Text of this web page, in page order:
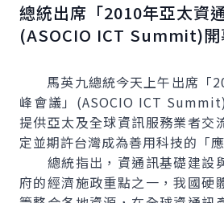
總統出席「2010年亞太資
(ASOCIO ICT Summit)
馬英九總統今天上午出席「
峰會議」(ASOCIO ICT Summit
提供亞太及全球資訊服務業者交
定並期許台灣成為善用科技的「
總統指出，資通訊基礎建設
府的經濟施政重點之一，我國硬